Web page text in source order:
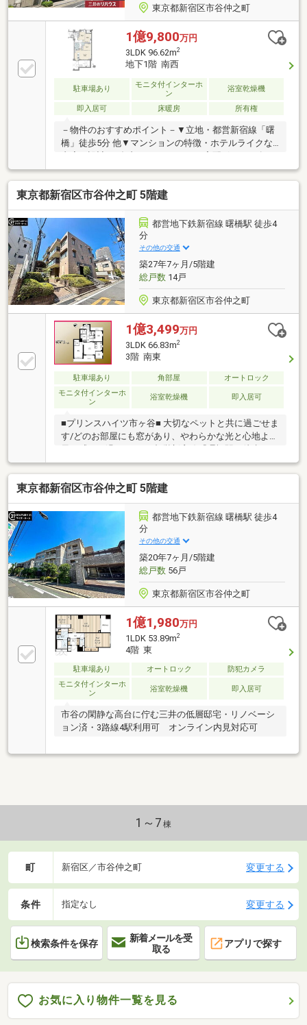
東京都新宿区市谷仲之町
1億9,800万円
3LDK 96.62m2
地下1階 南西
駐車場あり
モニタ付インターホ
ン
浴室乾燥機
即入居可 床暖房 所有権
－物件のおすすめポイント－▼立地・都営新宿線「曙
橋」徒歩5分 他▼マンションの特徴・ホテルライクな
ペット飼育可能(細則有)▼住戸の特徴・専有面積96.62
平米のゆとりある3LDK・LDの南西側にテラスを設
置・会話が弾む対面式キッチン・全居室・ホールに収
納スペースを確保・即引渡し可能(残金精算後)▼設
備・床暖房・食洗機／ディスポーザー・浴室1620サイ
ズ／浴室乾燥機・TVモニタ付インターホン■ ご希望の
住まい探しをお手伝いします ━━━━━・・・物件の
詳細・ご相談はお気軽にお問い合わせください。
東京都新宿区市谷仲之町 5階建
都営地下鉄新宿線 曙橋駅 徒歩4
分
その他の交通
築27年7ヶ月/5階建
総戸数14戸
東京都新宿区市谷仲之町
1億3,499万円
3LDK 66.83m2
3階 南東
駐車場あり 角部屋
オートロック
モニタ付インターホ
ン
浴室乾燥機 即入居可
■プリンスハイツ市ヶ谷■ 大切なペットと共に過ごせま
す/どのお部屋にも窓があり、やわらかな光と心地よい
分、雨の日の通勤も遅い帰宅も安心の立地が魅力
東京都新宿区市谷仲之町 5階建
都営地下鉄新宿線 曙橋駅 徒歩4
分
その他の交通
築20年7ヶ月/5階建
総戸数56戸
東京都新宿区市谷仲之町
1億1,980万円
1LDK 53.89m2
4階 東
駐車場あり オートロック
防犯カメラ
モニタ付インターホ
ン
浴室乾燥機 即入居可
市谷の閑静な高台に佇む三井の低層邸宅・リノベーシ
ョン済・3路線4駅利用可 オンライン内見対応可
1～7 棟
町 新宿区／市谷仲之町 変更する
条件 指定なし 変更する
検索条件を保存
新着メールを受
取る
アプリで探す
お気に入り物件一覧を見る